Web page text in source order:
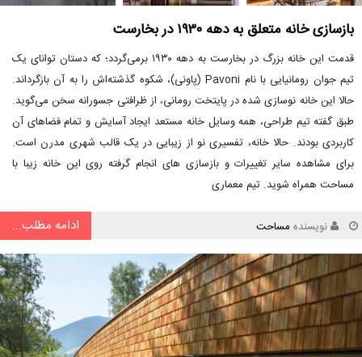
بازسازی خانه متعلق به دهه ۱۹۳۰ در بخارست
قدمت این خانه بزرگ در بخارست به دهه ۱۹۳۰ برمی‌گردد؛ که دستان توانای یک
تیم جوان رومانیایی با نام Pavoni (پاونی)، شکوه گذشته‌اش را به آن بازگرداند.
حالا این خانه نوسازی شده در پایتخت رومانی، از ظرافتی جسورانه سخن می‌گوید.
طبق گفته تیم طراحی، همه وسایل خانه مستعد ایجاد آسایش و تمام فضاهای آن
کاربردی بودند. حالا خانه، تفسیری نو از زیبایی در یک قالب شهری مدرن است.
برای مشاهده سایر تغییرات و بازسازی های انجام گرفته روی این خانه زیبا با
مساحت همراه شوید. تیم معماری
نویسنده مساحت ادامه مطلب...